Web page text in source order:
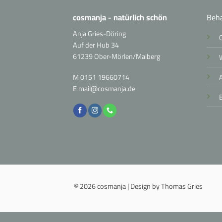
cosmanja - natürlich schön
Anja Gries-Döring
Auf der Hub 34
61239 Ober-Mörlen/Maiberg
M0151 19660714
Email@cosmanja.de
© 2026 cosmanja | Design by Thomas Gries